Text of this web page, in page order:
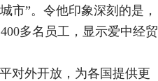
市”。令他印象深刻的是，
多名员工，显示爱中经贸
对外开放，为各国提供更